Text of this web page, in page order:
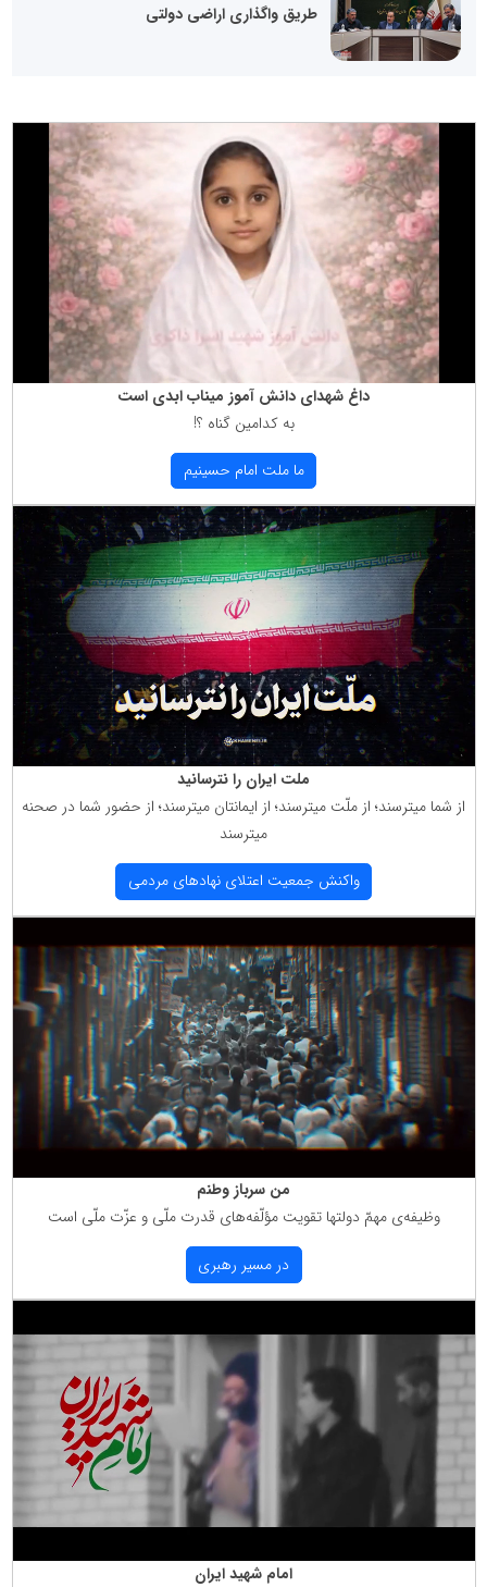
طریق واگذاری اراضی دولتی
داغ شهدای دانش آموز میناب ابدی است
به كدامین گناه ؟!
ما ملت امام حسینیم
ملت ایران را نترسانید
از شما میترسند؛ از ملّت میترسند؛ از ایمانتان میترسند؛ از حضور شما در صحنه
میترسند
واكنش جمعیت اعتلای نهادهای مردمی
من سرباز وطنم
وظیفه‌ی مهمّ دولتها تقویت مؤلّفه‌های قدرت ملّی و عزّت ملّی است
در مسیر رهبری
امام شهید ایران